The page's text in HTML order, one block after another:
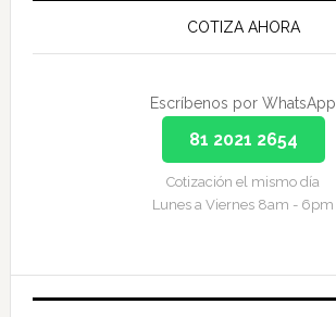
COTIZA AHORA
Escríbenos por WhatsApp
81 2021 2654
Cotización el mismo día
Lunes a Viernes 8am - 6pm